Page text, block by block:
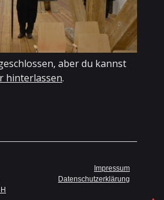
aber du kannst
hinterlassen.
Impressum
Datenschutzerklärung